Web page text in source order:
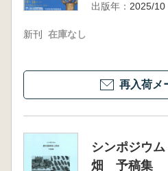
出版年： 2025/10
新刊 在庫なし
再入荷メ
シンポジウ
畑 予稿集